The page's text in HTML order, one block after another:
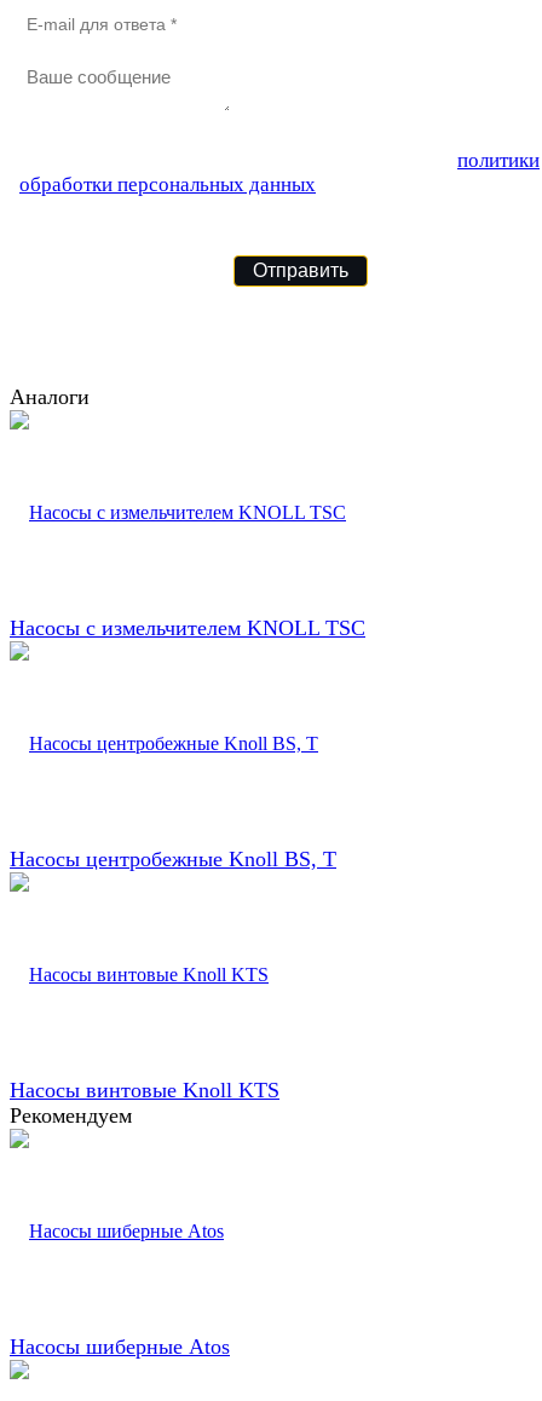
Аналоги
Насосы с измельчителем KNOLL TSC
Насосы центробежные Knoll BS, T
Насосы винтовые Knoll KTS
Рекомендуем
Насосы шиберные Atos